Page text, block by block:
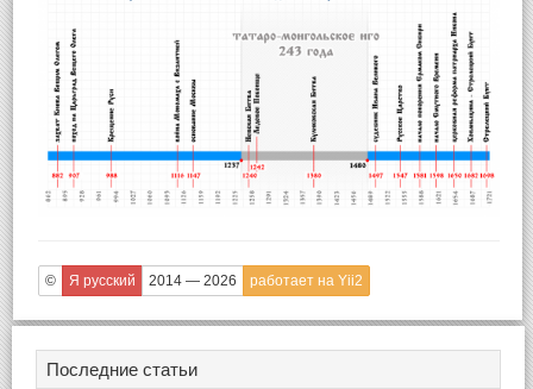
© Я русский 2014 — 2026 работает на Yii2
Последние статьи